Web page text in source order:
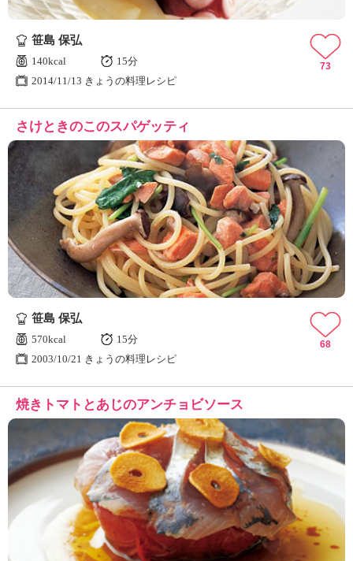
笹島 保弘
140kcal
15分
2014/11/13 きょうの料理レシピ
73
さけときのこのスパゲッティ
笹島 保弘
570kcal
15分
2003/10/21 きょうの料理レシピ
68
焼きトマトとあじのアンチョビソース